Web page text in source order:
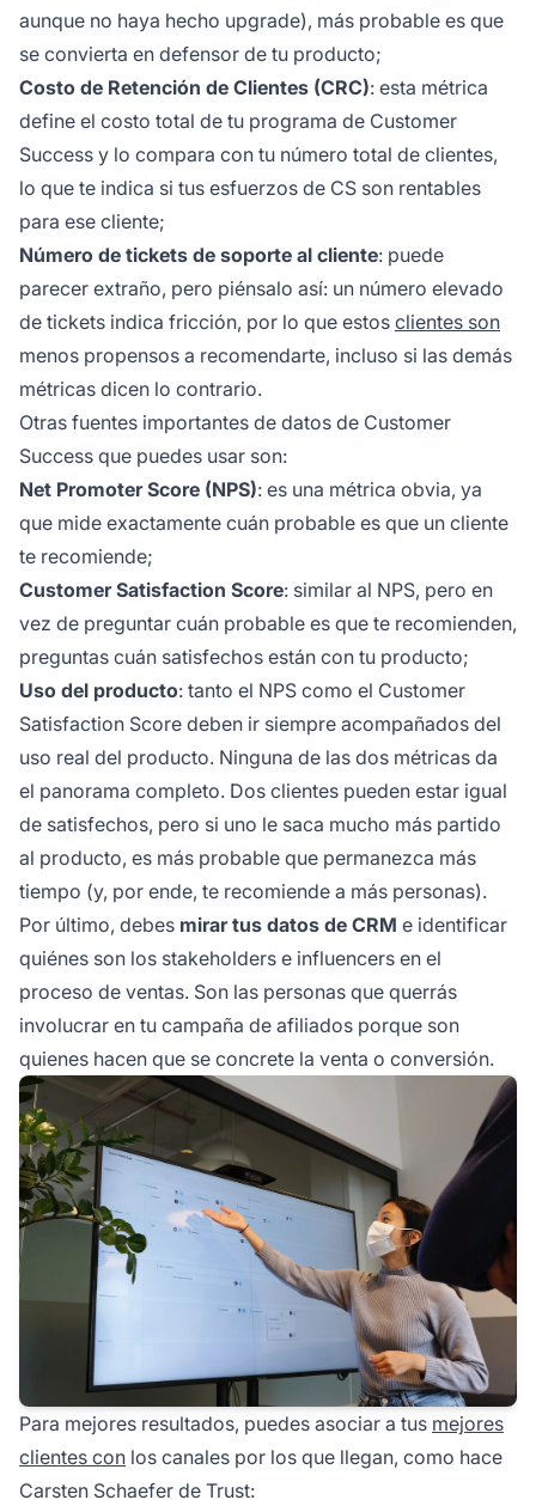
aunque no haya hecho upgrade), más probable es que
se convierta en defensor de tu producto;
Costo de Retención de Clientes (CRC): esta métrica
define el costo total de tu programa de Customer
Success y lo compara con tu número total de clientes,
lo que te indica si tus esfuerzos de CS son rentables
para ese cliente;
Número de tickets de soporte al cliente: puede
parecer extraño, pero piénsalo así: un número elevado
de tickets indica fricción, por lo que estos clientes son
menos propensos a recomendarte, incluso si las demás
métricas dicen lo contrario.
Otras fuentes importantes de datos de Customer
Success que puedes usar son:
Net Promoter Score (NPS): es una métrica obvia, ya
que mide exactamente cuán probable es que un cliente
te recomiende;
Customer Satisfaction Score: similar al NPS, pero en
vez de preguntar cuán probable es que te recomienden,
preguntas cuán satisfechos están con tu producto;
Uso del producto: tanto el NPS como el Customer
Satisfaction Score deben ir siempre acompañados del
uso real del producto. Ninguna de las dos métricas da
el panorama completo. Dos clientes pueden estar igual
de satisfechos, pero si uno le saca mucho más partido
al producto, es más probable que permanezca más
tiempo (y, por ende, te recomiende a más personas).
Por último, debes mirar tus datos de CRM e identificar
quiénes son los stakeholders e influencers en el
proceso de ventas. Son las personas que querrás
involucrar en tu campaña de afiliados porque son
quienes hacen que se concrete la venta o conversión.
Para mejores resultados, puedes asociar a tus mejores
clientes con los canales por los que llegan, como hace
Carsten Schaefer de Trust: